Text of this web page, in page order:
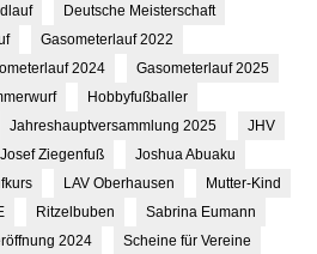
Deutsche Meisterschaft
Gasometerlauf 2022
2024
Gasometerlauf 2025
Hobbyfußballer
Jahreshauptversammlung 2025
JHV
Josef Ziegenfuß
Joshua Abuaku
LAV Oberhausen
Mutter-Kind
Ritzelbuben
Sabrina Eumann
2024
Scheine für Vereine